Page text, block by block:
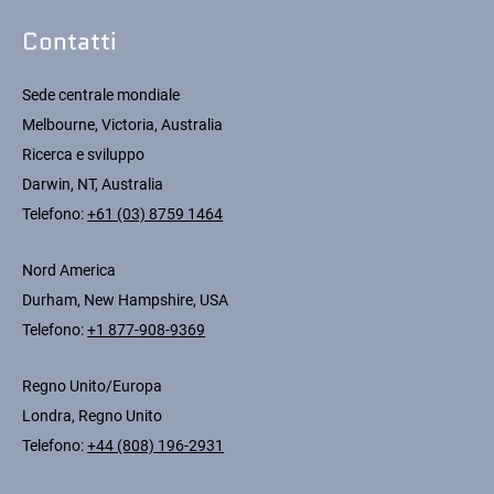
Contatti
Sede centrale mondiale
Melbourne, Victoria, Australia
Ricerca e sviluppo
Darwin, NT, Australia
Telefono:+61 (03) 8759 1464
Nord America
Durham, New Hampshire, USA
Telefono:+1 877-908-9369
Regno Unito/Europa
Londra, Regno Unito
Telefono:+44 (808) 196-2931